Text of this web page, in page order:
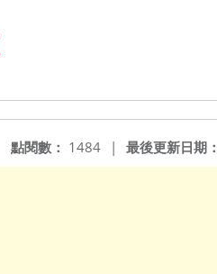
最後更新日期：
點閱數： 1484 |